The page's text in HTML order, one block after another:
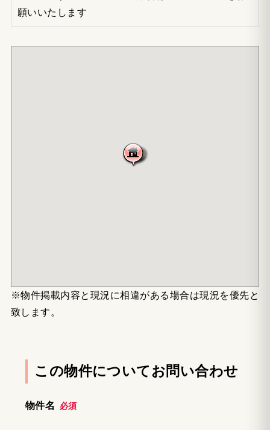
願いいたします
※物件掲載内容と現況に相違がある場合は現況を優先と
致します。
この物件についてお問い合わせ
物件名 必須